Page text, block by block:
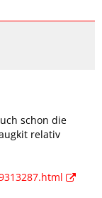
schon die
relativ